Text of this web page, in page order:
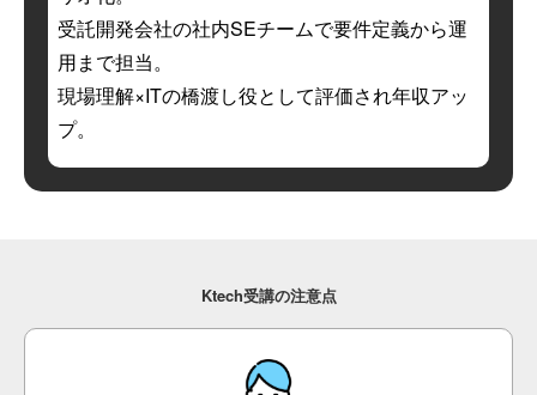
受託開発会社の社内SEチームで要件定義から運
用まで担当。
現場理解×ITの橋渡し役として評価され年収アッ
プ。
Ktech受講の注意点